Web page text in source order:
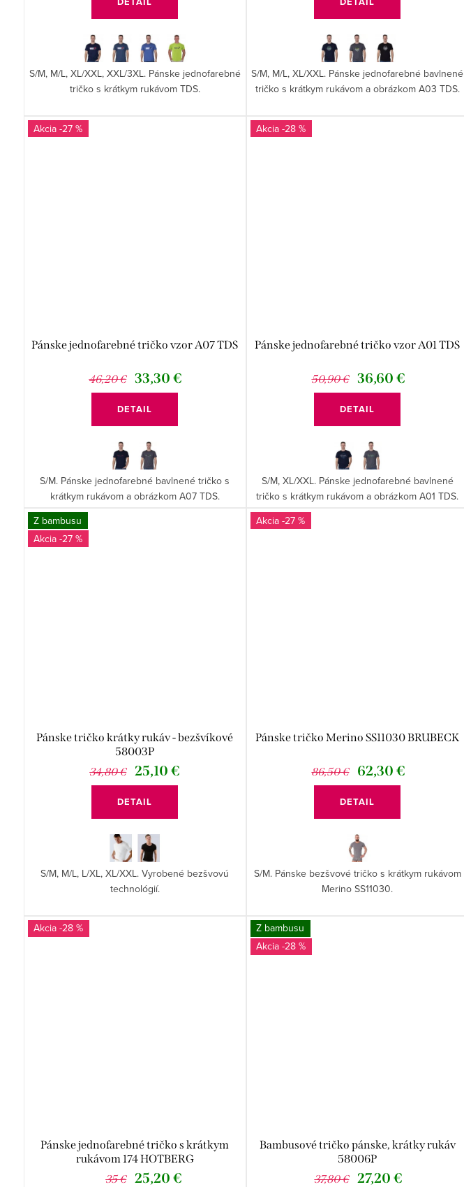
v
S/M, M/L, XL/XXL, XXL/3XL. Pánske jednofarebné
tričko s krátkym rukávom TDS.
S/M, M/L, XL/XXL. Pánske jednofarebné bavlnené
tričko s krátkym rukávom a obrázkom A03 TDS.
-27 %
Pánske jednofarebné tričko vzor A07 TDS
46,20 € 33,30 €
DETAIL
S/M. Pánske jednofarebné bavlnené tričko s
krátkym rukávom a obrázkom A07 TDS.
-28 %
Pánske jednofarebné tričko vzor A01 TDS
50,90 € 36,60 €
DETAIL
S/M, XL/XXL. Pánske jednofarebné bavlnené
tričko s krátkym rukávom a obrázkom A01 TDS.
Z bambusu
-27 %
Pánske tričko krátky rukáv - bezšvíkové
58003P
34,80 €
25,10 €
DETAIL
S/M, M/L, L/XL, XL/XXL. Vyrobené bezšvovú
technológií.
-27 %
Pánske tričko Merino SS11030 BRUBECK
86,50 € 62,30 €
DETAIL
S/M. Pánske bezšvové tričko s krátkym rukávom
Merino SS11030.
-28 %
Pánske jednofarebné tričko s krátkym
rukávom 174 HOTBERG
35 €
25,20 €
Z bambusu
-28 %
Bambusové tričko pánske, krátky rukáv
58006P
37,80 €
27,20 €